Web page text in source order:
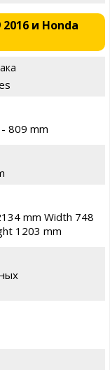
и Honda
809 mm
mm Width 748
1203 mm